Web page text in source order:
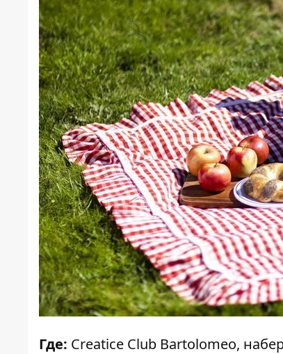
Где: Creatice Club Bartolomeo,